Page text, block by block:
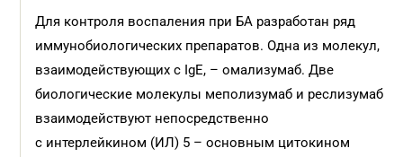
Для контроля воспаления при БА разработан ряд
иммунобиологических препаратов. Одна из молекул,
взаимодействующих с IgE, – омализумаб. Две
биологические молекулы меполизумаб и реслизумаб
взаимодействуют непосредственно
с интерлейкином (ИЛ) 5 – основным цитокином